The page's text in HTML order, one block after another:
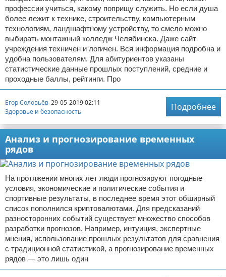
профессии учиться, какому поприщу служить. Но если душа
более лежит к технике, строительству, компьютерным
технологиям, ландшафтному устройству, то смело можно
выбирать монтажный колледж Челябинска. Даже сайт
учреждения техничен и логичен. Вся информация подробна и
удобна пользователям. Для абитуриентов указаны
статистические данные прошлых поступлений, средние и
проходные баллы, рейтинги. Про
Егор Соловьёв 29-05-2019 02:11
Здоровье и безопасность
Подробнее
Анализ и прогнозирование временных
рядов
На протяжении многих лет люди прогнозируют погодные
условия, экономические и политические события и
спортивные результаты, в последнее время этот обширный
список пополнился криптовалютами. Для предсказаний
разносторонних событий существует множество способов
разработки прогнозов. Например, интуиция, экспертные
мнения, использование прошлых результатов для сравнения
с традиционной статистикой, а прогнозирование временных
рядов — это лишь один